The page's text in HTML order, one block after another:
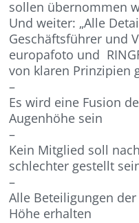
sollen übernommen
Und weiter: „Alle
Geschäftsführer und
europafoto und
von klaren Prinzipien
–
Es wird eine Fusion
Augenhöhe sein
–
Kein Mitglied soll
schlechter gestellt
–
Alle Beteiligungen
Höhe erhalten